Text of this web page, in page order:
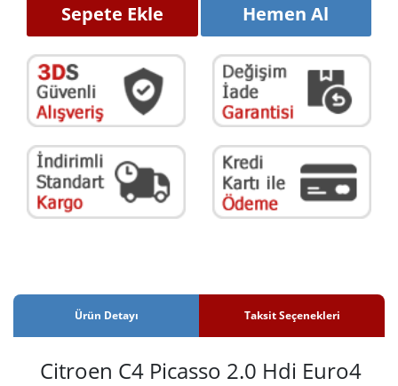
Sepete Ekle Hemen Al
Ürün Detayı Taksit Seçenekleri
Citroen C4 Picasso 2.0 Hdi Euro4